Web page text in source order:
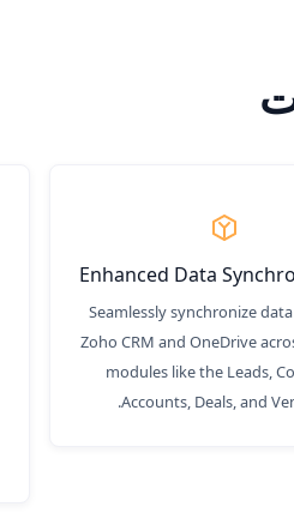
Enhanced Data
Seamlessly synchronize
Zoho CRM and OneDrive
modules like the Leads,
Accounts, Deals, and